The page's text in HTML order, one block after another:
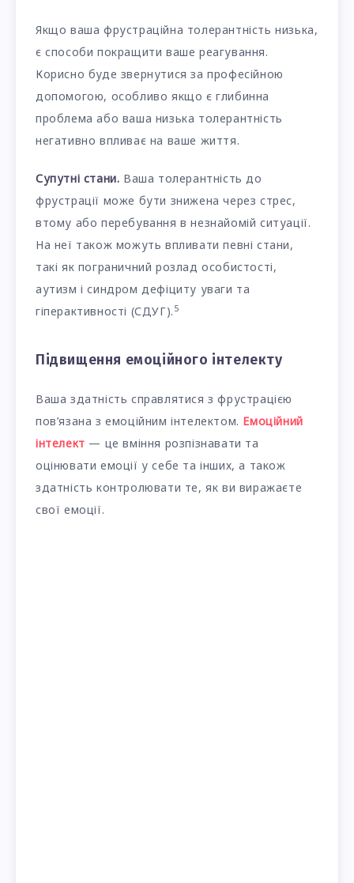
Якщо ваша фрустраційна толерантність низька,
є способи покращити ваше реагування.
Корисно буде звернутися за професійною
допомогою, особливо якщо є глибинна
проблема або ваша низька толерантність
негативно впливає на ваше життя.
Супутні стани. Ваша толерантність до
фрустрації може бути знижена через стрес,
втому або перебування в незнайомій ситуації.
На неї також можуть впливати певні стани,
такі як пограничний розлад особистості,
аутизм і синдром дефіциту уваги та
гіперактивності (СДУГ). 5
Підвищення емоційного інтелекту
Ваша здатність справлятися з фрустрацією
пов’язана з емоційним інтелектом. Емоційний
інтелект — це вміння розпізнавати та
оцінювати емоції у себе та інших, а також
здатність контролювати те, як ви виражаєте
свої емоції.